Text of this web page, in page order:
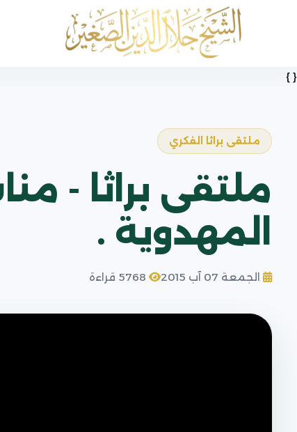
{ }
ملتقى براثا الفكري
ملتقى براثا -
المهدوية .
الجمعة 07 آب 2015